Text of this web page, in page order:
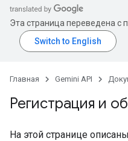
Эта страница переведена с
Главная Gemini API
Регистрация и
На этой странице